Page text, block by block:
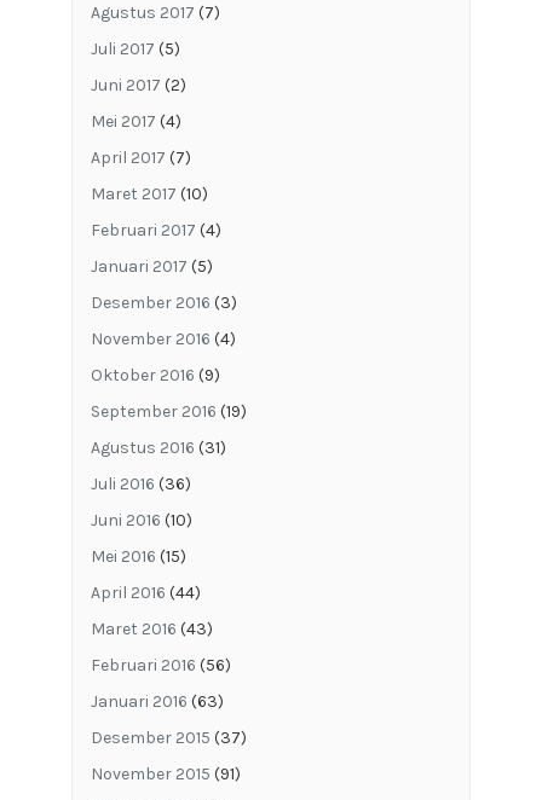
Agustus 2017 (7)
Juli 2017 (5)
Juni 2017 (2)
Mei 2017 (4)
April 2017 (7)
Maret 2017 (10)
Februari 2017 (4)
Januari 2017 (5)
Desember 2016 (3)
November 2016 (4)
Oktober 2016 (9)
September 2016 (19)
Agustus 2016 (31)
Juli 2016 (36)
Juni 2016 (10)
Mei 2016 (15)
April 2016 (44)
Maret 2016 (43)
Februari 2016 (56)
Januari 2016 (63)
Desember 2015 (37)
November 2015 (91)